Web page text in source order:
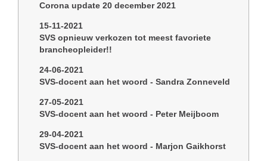
Corona update 20 december 2021
15-11-2021
SVS opnieuw verkozen tot meest favoriete
brancheopleider!!
24-06-2021
SVS-docent aan het woord - Sandra Zonneveld
27-05-2021
SVS-docent aan het woord - Peter Meijboom
29-04-2021
SVS-docent aan het woord - Marjon Gaikhorst